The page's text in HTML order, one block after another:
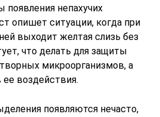
появления непахучих
опишет ситуации, когда при
выходит желтая слизь без
что делать для защиты
микроорганизмов, а
ее воздействия.
появляются нечасто,